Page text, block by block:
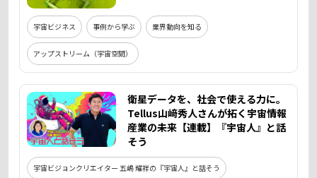
宇宙ビジネス 事例から学ぶ 業界動向を知る
アップストリーム（宇宙空間）
衛星データを、社会で使える力に。
Tellus山﨑秀人さんが拓く宇宙情報
産業の未来【連載】『宇宙人』と話
そう
宇宙ビジョンクリエイター 五嶋 耀祥の『宇宙人』と話そう